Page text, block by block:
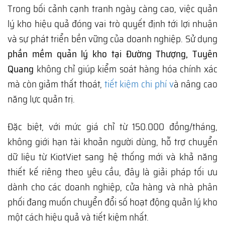
Trong bối cảnh cạnh tranh ngày càng cao, việc quản
lý kho hiệu quả đóng vai trò quyết định tới lợi nhuận
và sự phát triển bền vững của doanh nghiệp. Sử dụng
phần mềm quản lý kho tại Đường Thượng, Tuyên
Quang không chỉ giúp kiểm soát hàng hóa chính xác
mà còn giảm thất thoát, tiết kiệm chi phí và nâng cao
năng lực quản trị.
Đặc biệt, với mức giá chỉ từ 150.000 đồng/tháng,
không giới hạn tài khoản người dùng, hỗ trợ chuyển
dữ liệu từ KiotViet sang hệ thống mới và khả năng
thiết kế riêng theo yêu cầu, đây là giải pháp tối ưu
dành cho các doanh nghiệp, cửa hàng và nhà phân
phối đang muốn chuyển đổi số hoạt động quản lý kho
một cách hiệu quả và tiết kiệm nhất.